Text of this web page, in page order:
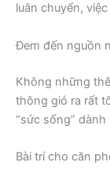
luân chuyển,
Đem đến nguồn
Không những
thông gió ra rất
“sức sống”
Bài trí cho căn